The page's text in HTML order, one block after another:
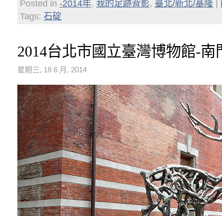
Posted in -2014年, 我的足跡背影, 臺北/新北/基隆
Tags: 石碇
2014台北市國立臺灣博物館-南
星期三, 18 6 月, 2014